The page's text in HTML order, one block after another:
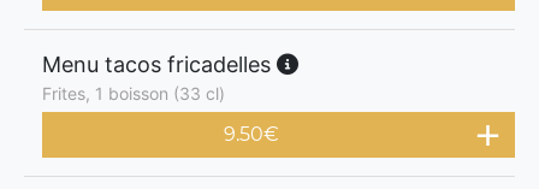
Menu tacos fricadelles
Frites, 1 boisson (33 cl)
9.50€